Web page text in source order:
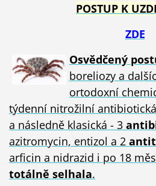
POSTUP K
ZDE
Osvědčený
boreliozy a
ortodoxní
týdenní nitrožilní
a následně klasická - 3
azitromycin, entizol a 2
arficin a nidrazid i po 18
totálně selhala.